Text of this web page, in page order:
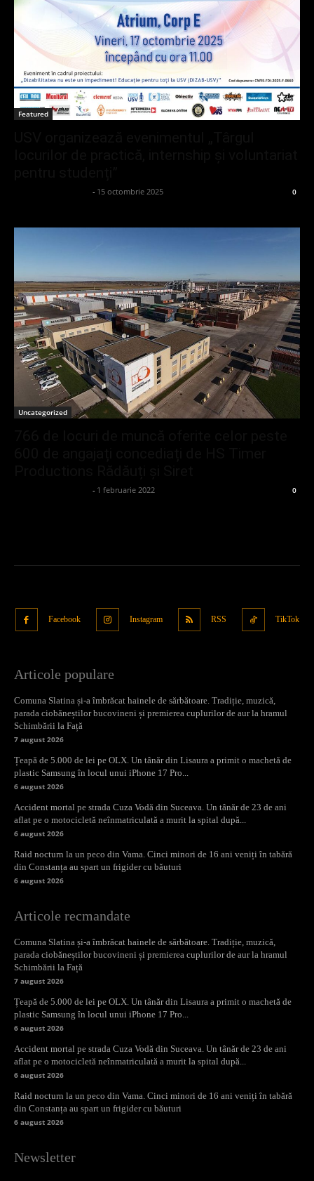
Featured
- 15 octombrie 2025 0
Uncategorized
- 1 februarie 2022 0
Facebook Instagram RSS TikTok
Articole populare
Comuna Slatina și-a îmbrăcat hainele de sărbătoare. Tradiție, muzică,
parada ciobăneștilor bucovineni și premierea cuplurilor de aur la hramul
Schimbării la Față
7 august 2026
Țeapă de 5.000 de lei pe OLX. Un tânăr din Lisaura a primit o machetă de
plastic Samsung în locul unui iPhone 17 Pro...
6 august 2026
Accident mortal pe strada Cuza Vodă din Suceava. Un tânăr de 23 de ani
aflat pe o motocicletă neînmatriculată a murit la spital după...
6 august 2026
Raid nocturn la un peco din Vama. Cinci minori de 16 ani veniți în tabără
din Constanța au spart un frigider cu băuturi
6 august 2026
Articole recmandate
Comuna Slatina și-a îmbrăcat hainele de sărbătoare. Tradiție, muzică,
parada ciobăneștilor bucovineni și premierea cuplurilor de aur la hramul
Schimbării la Față
7 august 2026
Țeapă de 5.000 de lei pe OLX. Un tânăr din Lisaura a primit o machetă de
plastic Samsung în locul unui iPhone 17 Pro...
6 august 2026
Accident mortal pe strada Cuza Vodă din Suceava. Un tânăr de 23 de ani
aflat pe o motocicletă neînmatriculată a murit la spital după...
6 august 2026
Raid nocturn la un peco din Vama. Cinci minori de 16 ani veniți în tabără
din Constanța au spart un frigider cu băuturi
6 august 2026
Newsletter